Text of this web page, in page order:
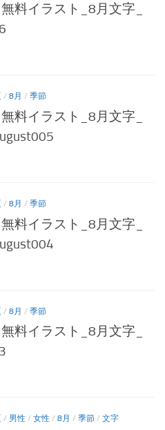
料イラスト_8月文字_
/ 8月 / 季節
料イラスト_8月文字_
/ 8月 / 季節
料イラスト_8月文字_
/ 8月 / 季節
料イラスト_8月文字_
/ 男性 / 女性 / 8月 / 季節 / 文字